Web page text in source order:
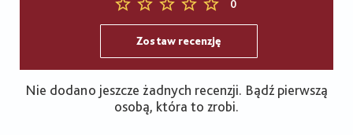
0
Zostaw recenzję
Nie dodano jeszcze żadnych recenzji. Bądź pierwszą
osobą, która to zrobi.